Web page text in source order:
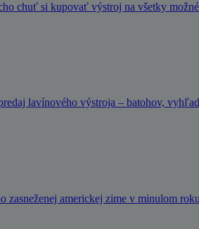
chuť si kupovať výstroj na všetky
lavínového výstroja – batohov,
americkej zime v minulom